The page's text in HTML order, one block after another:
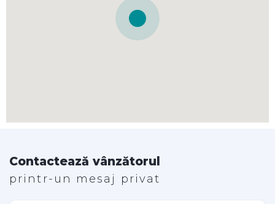
Contactează vânzătorul
printr-un mesaj privat